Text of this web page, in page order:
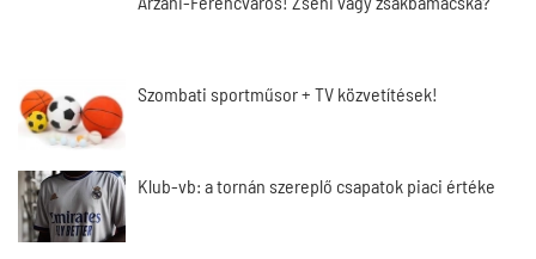
Szombati sportműsor + TV közvetítések!
Klub-vb: a tornán szereplő csapatok piaci értéke